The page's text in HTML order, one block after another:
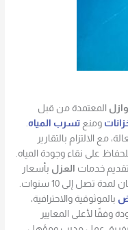
المعتمدة من قبل
ومنعتسرب المياه.
مع الالتزام بالتقارير
على نقاء وجودة المياه.
خدمات العزل بأسعار
بالموثوقية والاحترافية،
وفقًا لأعلى المعايير